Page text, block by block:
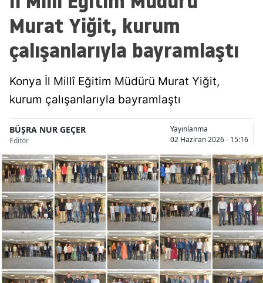
Ankara
Antalya
Aydın
Balıkesir
Bilecik
Bingöl
Bitlis
Bolu
Burdur
Bursa
Murat Yiğit, kurum
çalışanlarıyla bayramlaştı
Konya İl Millî Eğitim Müdürü Murat Yiğit,
kurum çalışanlarıyla bayramlaştı
BÜŞRA NUR GEÇER
Editör
Yayınlanma
02 Haziran 2026 - 15:16